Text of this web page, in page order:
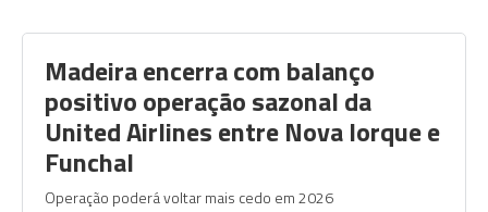
Madeira encerra com balanço
positivo operação sazonal da
United Airlines entre Nova Iorque e
Funchal
Operação poderá voltar mais cedo em 2026